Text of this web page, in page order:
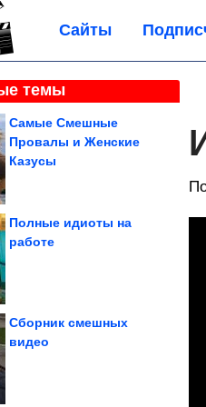
Сайты
темы
Самые Смешные
Провалы и Женские
Казусы
Полные идиоты на
работе
Сборник смешных
видео